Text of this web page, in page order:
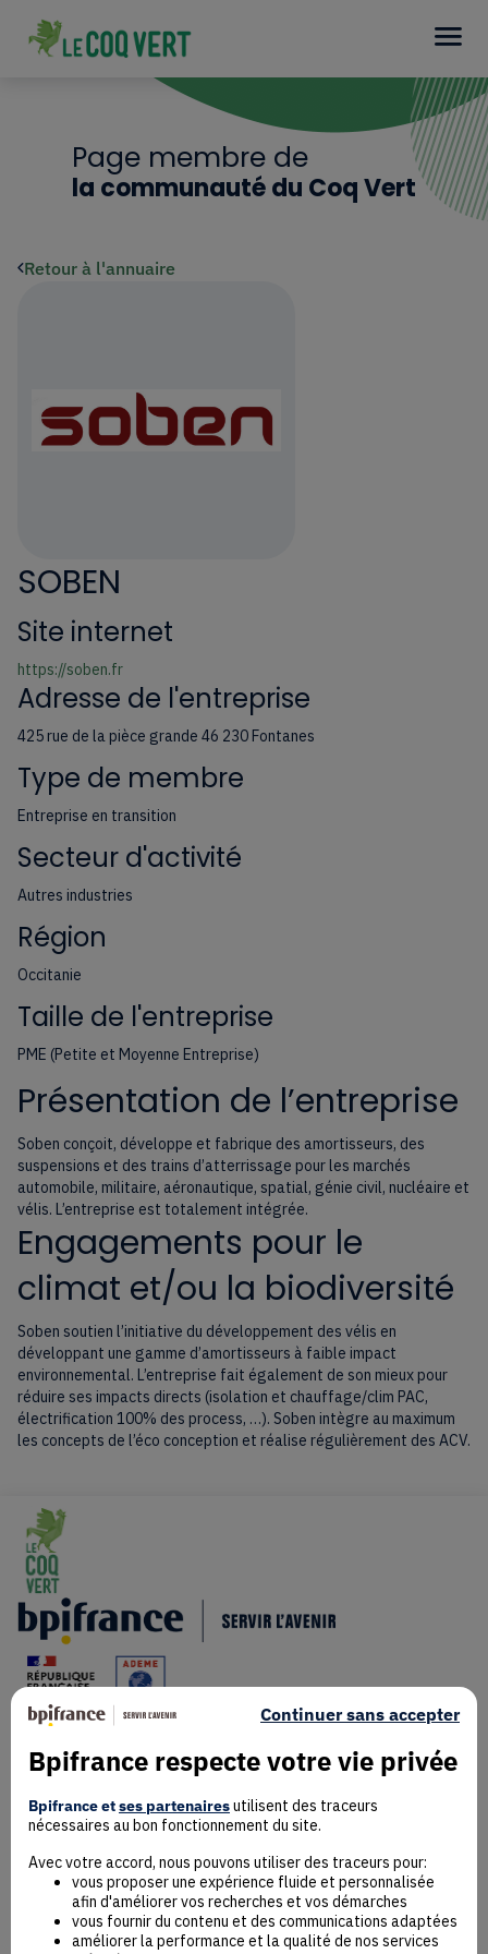
Page membre de
la communauté du Coq Vert
Retour à l'annuaire
SOBEN
Site internet
https://soben.fr
Adresse de l'entreprise
425 rue de la pièce grande 46 230 Fontanes
Type de membre
Entreprise en transition
Secteur d'activité
Autres industries
Région
Occitanie
Taille de l'entreprise
PME (Petite et Moyenne Entreprise)
Présentation de l’entreprise
Soben conçoit, développe et fabrique des amortisseurs, des
suspensions et des trains d’atterrissage pour les marchés
automobile, militaire, aéronautique, spatial, génie civil, nucléaire et
vélis. L’entreprise est totalement intégrée.
Engagements pour le
climat et/ou la biodiversité
Soben soutien l’initiative du développement des vélis en
développant une gamme d’amortisseurs à faible impact
environnemental. L’entreprise fait également de son mieux pour
réduire ses impacts directs (isolation et chauffage/clim PAC,
électrification 100% des process, …). Soben intègre au maximum
les concepts de l’éco conception et réalise régulièrement des ACV.
Mentions Légales
Données personnelles
Contact
Bpifrance respecte votre vie privée
Bpifrance etses partenairesutilisent des traceurs
nécessaires au bon fonctionnement du site.
Avec votre accord, nous pouvons utiliser des traceurs pour:
vous proposer une expérience fluide et personnalisée
afin d'améliorer vos recherches et vos démarches
vous fournir du contenu et des communications adaptées
améliorer la performance et la qualité de nos services
Continuer sans accepter